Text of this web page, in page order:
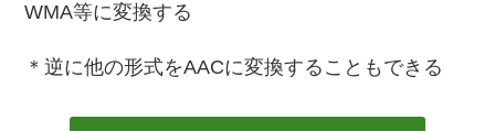
WMA等に変換する
＊逆に他の形式をAACに変換することもできる